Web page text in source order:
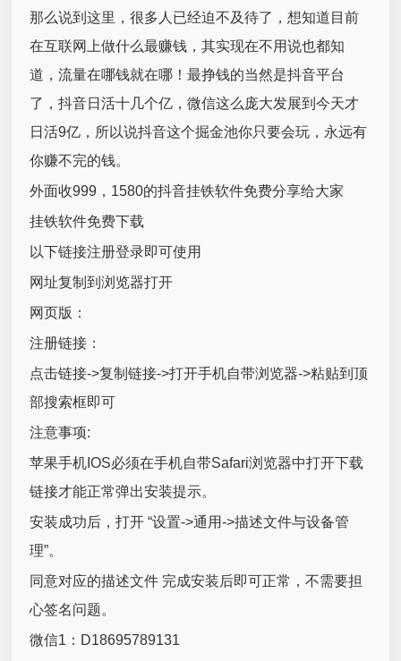
那么说到这里，很多人已经迫不及待了，想知道目前
在互联网上做什么最赚钱，其实现在不用说也都知
道，流量在哪钱就在哪！最挣钱的当然是抖音平台
了，抖音日活十几个亿，微信这么庞大发展到今天才
日活9亿，所以说抖音这个掘金池你只要会玩，永远有
你赚不完的钱。
外面收999，1580的抖音挂铁软件免费分享给大家
挂铁软件免费下载
以下链接注册登录即可使用
网址复制到浏览器打开
网页版：
注册链接：
点击链接->复制链接->打开手机自带浏览器->粘贴到顶
部搜索框即可
注意事项:
苹果手机IOS必须在手机自带Safari浏览器中打开下载
链接才能正常弹出安装提示。
安装成功后，打开 “设置->通用->描述文件与设备管
理”。
同意对应的描述文件 完成安装后即可正常，不需要担
心签名问题。
微信1：D18695789131